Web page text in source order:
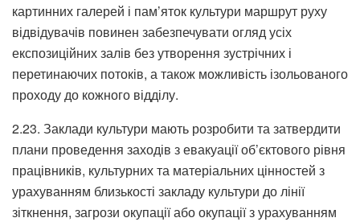
картинних галерей і пам’яток культури маршрут руху
відвідувачів повинен забезпечувати огляд усіх
експозиційних залів без утворення зустрічних і
перетинаючих потоків, а також можливість ізольованого
проходу до кожного відділу.
2.23. Заклади культури мають розробити та затвердити
плани проведення заходів з евакуації об’єктового рівня
працівників, культурних та матеріальних цінностей з
урахуванням близькості закладу культури до лінії
зіткнення, загрози окупації або окупації з урахуванням